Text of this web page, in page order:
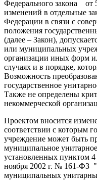
Федерального закона от
изменений в отдельные
Федерации в связи с
положения
(далее – Закон),
или муниципальных
организации иных форм
случаях и в порядке,
Возможность
государственное
Также не определены
некоммерческой
Проектом вносится
соответствии с которым
учреждение может быть
муниципальное
установленных пунктом 4
ноября 2002 г. № 161-ФЗ
муниципальных